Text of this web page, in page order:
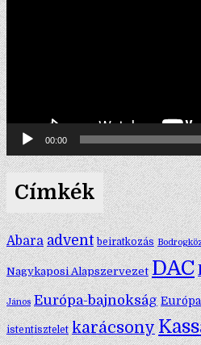
00:00
Címkék
Abara advent beiratkozás
Nagykaposi Alapszervezet DAC
János Európa-bajnokság
istentisztelet karácsony